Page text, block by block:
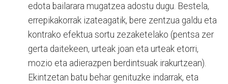
edota bailarara mugatzea adostu dugu. Bestela,
errepikakorrak izateagatik, bere zentzua galdu eta
kontrako efektua sortu zezaketelako (pentsa zer
gerta daitekeen, urteak joan eta urteak etorri,
mozio eta adierazpen berdintsuak irakurtzean).
Ekintzetan batu behar genituzke indarrak, eta